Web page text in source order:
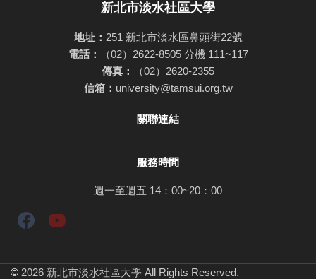
新北市淡水社區大學
地址： 251 新北市淡水區鼻頭街22號
電話：
（02）2622-8505 分機 111~117
傳真：
（02）2620-2355
信箱： university@tamsui.org.tw
關聯連結
服務時間
週一至週五 14：00~20：00
© 2026 新北市淡水社區大學 All Rights Reserved.